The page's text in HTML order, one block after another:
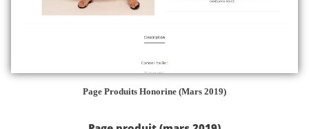
Page Produits Honorine (Mars 2019)